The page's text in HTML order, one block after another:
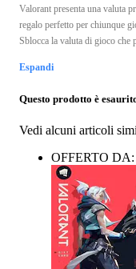
Valorant presenta una valuta
regalo perfetto per chiunque
Sblocca la valuta di gioco che
Espandi
Questo prodotto è
Vedi alcuni articoli
OFFERTO DA: